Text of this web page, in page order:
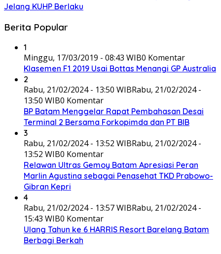
Jelang KUHP Berlaku
Berita Popular
1
Minggu, 17/03/2019 - 08:43 WIB0 Komentar
Klasemen F1 2019 Usai Bottas Menangi GP Australia
2
Rabu, 21/02/2024 - 13:50 WIBRabu, 21/02/2024 -
13:50 WIB0 Komentar
BP Batam Menggelar Rapat Pembahasan Desai
Terminal 2 Bersama Forkopimda dan PT BIB
3
Rabu, 21/02/2024 - 13:52 WIBRabu, 21/02/2024 -
13:52 WIB0 Komentar
Relawan Ultras Gemoy Batam Apresiasi Peran
Marlin Agustina sebagai Penasehat TKD Prabowo-
Gibran Kepri
4
Rabu, 21/02/2024 - 13:57 WIBRabu, 21/02/2024 -
15:43 WIB0 Komentar
Ulang Tahun ke 6 HARRIS Resort Barelang Batam
Berbagi Berkah